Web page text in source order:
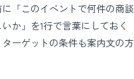
「このイベントで何件の商談
か」を1行で言葉にしておく
ーゲットの条件も案内文の方